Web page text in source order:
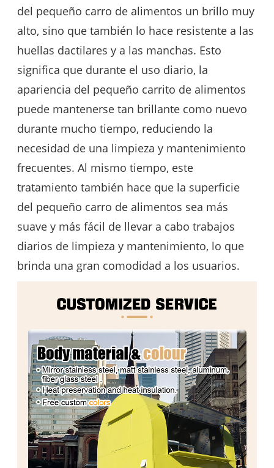
del pequeño carro de alimentos un brillo muy
alto, sino que también lo hace resistente a las
huellas dactilares y a las manchas. Esto
significa que durante el uso diario, la
apariencia del pequeño carrito de alimentos
puede mantenerse tan brillante como nuevo
durante mucho tiempo, reduciendo la
necesidad de una limpieza y mantenimiento
frecuentes. Al mismo tiempo, este
tratamiento también hace que la superficie
del pequeño carro de alimentos sea más
suave y más fácil de llevar a cabo trabajos
diarios de limpieza y mantenimiento, lo que
brinda una gran comodidad a los usuarios.